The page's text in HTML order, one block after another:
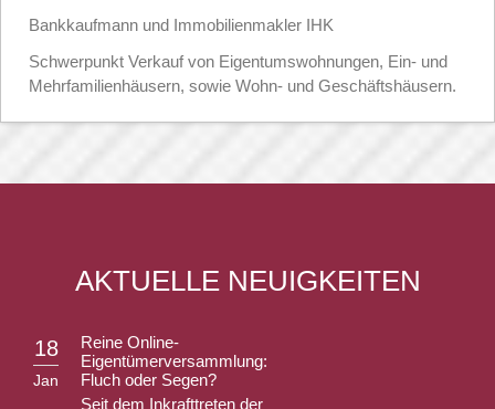
Bankkaufmann und Immobilienmakler IHK
Schwerpunkt Verkauf von Eigentumswohnungen, Ein- und
Mehrfamilienhäusern, sowie Wohn- und Geschäftshäusern.
AKTUELLE NEUIGKEITEN
18
Jan
Reine Online-
Eigentümerversammlung:
Fluch oder Segen?
Seit dem Inkrafttreten der